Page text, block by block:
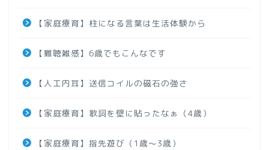
【家庭療育】柱になる言葉は生活体験から
【難聴雑感】6歳でもこんなです
【人工内耳】送信コイルの磁石の強さ
【家庭療育】歌詞を壁に貼ったなぁ（4歳）
【家庭療育】指先遊び（1歳～3歳）